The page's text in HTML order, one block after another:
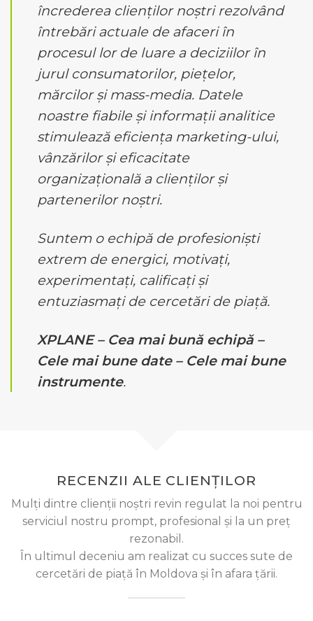
încrederea clienților noștri rezolvând
întrebări actuale de afaceri în
procesul lor de luare a deciziilor în
jurul consumatorilor, piețelor,
mărcilor și mass-media. Datele
noastre fiabile și informații analitice
stimulează eficiența marketing-ului,
vânzărilor și eficacitate
organizațională a clienților și
partenerilor noștri.
Suntem o echipă de profesioniști
extrem de energici, motivați,
experimentați, calificați și
entuziasmați de cercetări de piață.
XPLANE – Cea mai bună echipă –
Cele mai bune date – Cele mai bune
instrumente.
RECENZII ALE CLIENȚILOR
Mulți dintre clienții noștri revin regulat la noi pentru
serviciul nostru prompt, profesional și la un preț
rezonabil.
În ultimul deceniu am realizat cu succes sute de
cercetări de piață în Moldova și în afara țării.